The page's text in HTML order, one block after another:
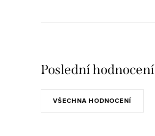
Poslední hodnocení
VŠECHNA HODNOCENÍ